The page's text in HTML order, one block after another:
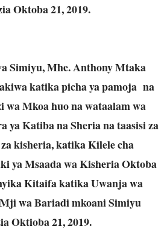
Oktoba 21, 2019.
Simiyu, Mhe. Anthony Mtaka
katika picha ya pamoja na
wa Mkoa huo na wataalam wa
ya Katiba na Sheria na taasisi za
kisheria, katika Kilele cha
ya Msaada wa Kisheria Oktoba
Kitaifa katika Uwanja wa
wa Bariadi mkoani Simiyu
Oktioba 21, 2019.